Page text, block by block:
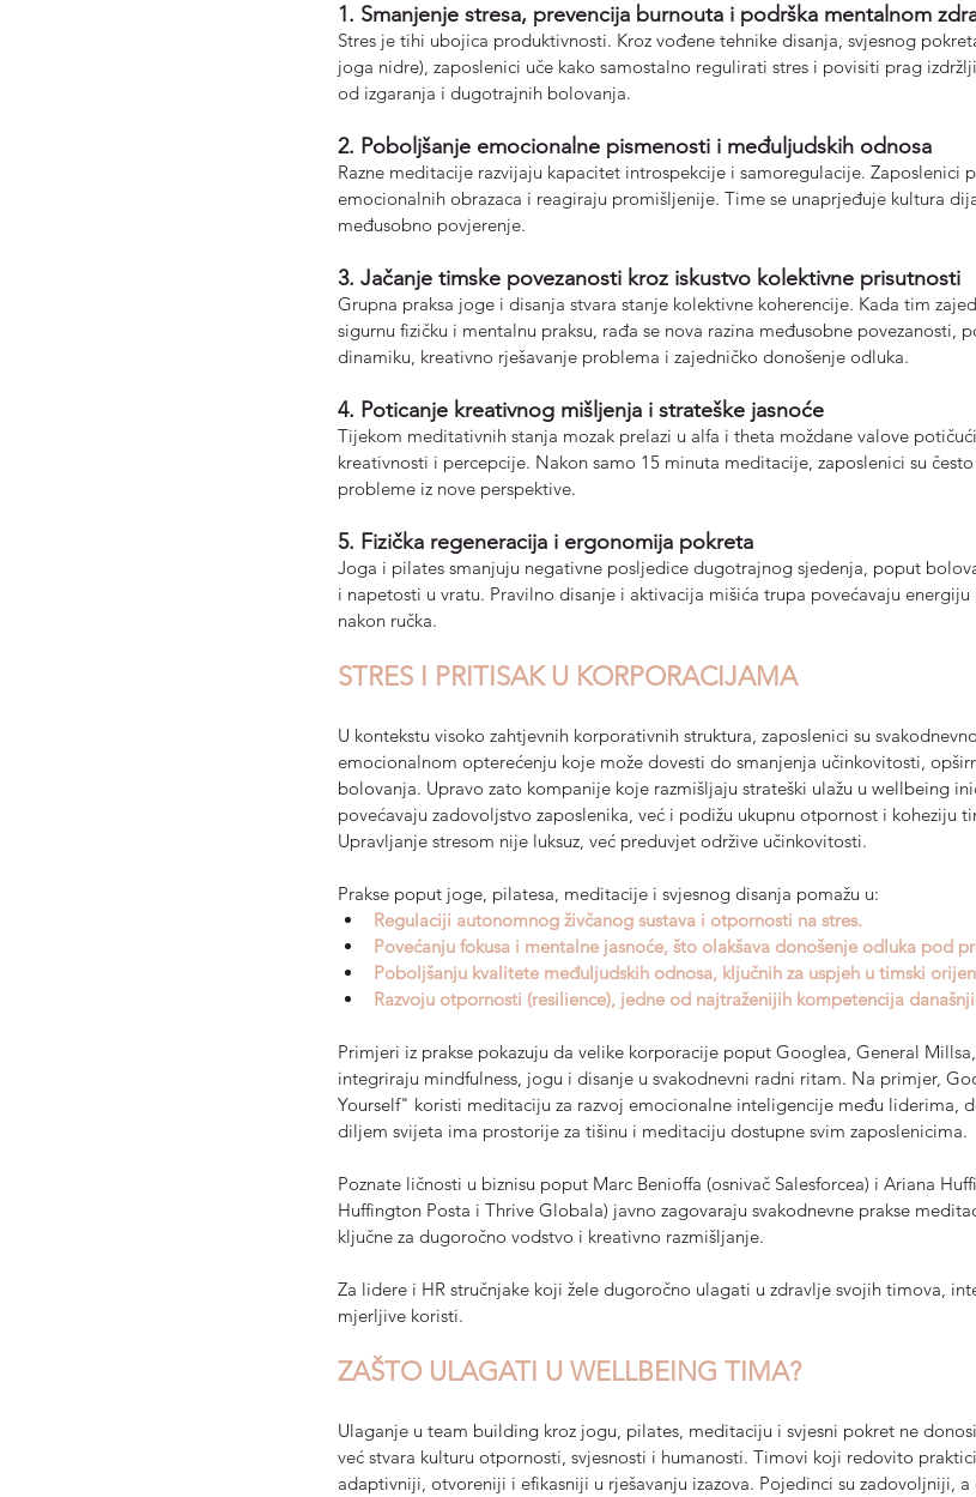
1. Smanjenje stresa, prevencija burnouta i podrška mentalnom
Stres je tihi ubojica produktivnosti. Kroz vođene tehnike disanja, svjesnog
joga nidre), zaposlenici uče kako samostalno regulirati stres i povisiti prag
od izgaranja i dugotrajnih bolovanja.
2. Poboljšanje emocionalne pismenosti i međuljudskih odnosa
Razne meditacije razvijaju kapacitet introspekcije i samoregulacije. Zaposlenici
emocionalnih obrazaca i reagiraju promišljenije. Time se unaprjeđuje kultura
međusobno povjerenje.
3. Jačanje timske povezanosti kroz iskustvo kolektivne prisutnosti
Grupna praksa joge i disanja stvara stanje kolektivne koherencije. Kada tim
sigurnu fizičku i mentalnu praksu, rađa se nova razina međusobne povezanosti,
dinamiku, kreativno rješavanje problema i zajedničko donošenje odluka.
4. Poticanje kreativnog mišljenja i strateške jasnoće
Tijekom meditativnih stanja mozak prelazi u alfa i theta moždane valove
kreativnosti i percepcije. Nakon samo 15 minuta meditacije, zaposlenici su
probleme iz nove perspektive.
5. Fizička regeneracija i ergonomija pokreta
Joga i pilates smanjuju negativne posljedice dugotrajnog sjedenja, poput
i napetosti u vratu. Pravilno disanje i aktivacija mišića trupa povećavaju
nakon ručka.
STRES I PRITISAK U KORPORACIJAMA
U kontekstu visoko zahtjevnih korporativnih struktura, zaposlenici su
emocionalnom opterećenju koje može dovesti do smanjenja učinkovitosti,
bolovanja. Upravo zato kompanije koje razmišljaju strateški ulažu u wellbeing
povećavaju zadovoljstvo zaposlenika, već i podižu ukupnu otpornost i koheziju
Upravljanje stresom nije luksuz, već preduvjet održive učinkovitosti.
Prakse poput joge, pilatesa, meditacije i svjesnog disanja pomažu u:
Regulaciji autonomnog živčanog sustava i otpornosti na stres.
Povećanju fokusa i mentalne jasnoće, što olakšava donošenje odluka pod
Poboljšanju kvalitete međuljudskih odnosa, ključnih za uspjeh u timski
Razvoju otpornosti (resilience), jedne od najtraženijih kompetencija
Primjeri iz prakse pokazuju da velike korporacije poput Googlea, General Millsa,
integriraju mindfulness, jogu i disanje u svakodnevni radni ritam. Na primjer,
Yourself" koristi meditaciju za razvoj emocionalne inteligencije među liderima,
diljem svijeta ima prostorije za tišinu i meditaciju dostupne svim zaposlenicima.
Poznate ličnosti u biznisu poput Marc Benioffa (osnivač Salesforcea) i Ariana
Huffington Posta i Thrive Globala) javno zagovaraju svakodnevne prakse
ključne za dugoročno vodstvo i kreativno razmišljanje.
Za lidere i HR stručnjake koji žele dugoročno ulagati u zdravlje svojih timova,
mjerljive koristi.
ZAŠTO ULAGATI U WELLBEING TIMA?
Ulaganje u team building kroz jogu, pilates, meditaciju i svjesni pokret ne
već stvara kulturu otpornosti, svjesnosti i humanosti. Timovi koji redovito
adaptivniji, otvoreniji i efikasniji u rješavanju izazova. Pojedinci su zadovoljniji, a